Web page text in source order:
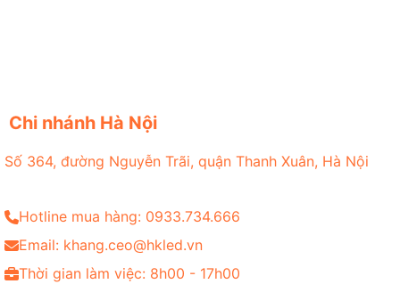
Chi nhánh Hà Nội
Số 364, đường Nguyễn Trãi, quận Thanh Xuân, Hà Nội
Hotline mua hàng: 0933.734.666
Email: khang.ceo@hkled.vn
Thời gian làm việc: 8h00 - 17h00